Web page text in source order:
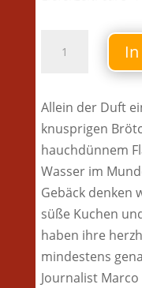
herzhaft,
ofenfrisch
-
Köstliche
Rezepte
für
pikantes
Gebäck
Menge
Allein der Duft
knusprigen
hauchdünnem
Wasser im
Gebäck denken
süße Kuchen
haben ihre
mindestens
Journalist